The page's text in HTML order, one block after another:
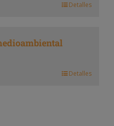
Detalles
Detalles